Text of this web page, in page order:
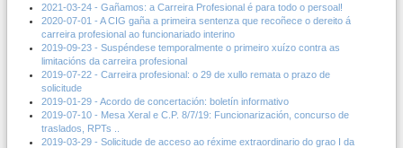
2021-03-24 - Gañamos: a Carreira Profesional é para todo o persoal!
2020-07-01 - A CIG gaña a primeira sentenza que recoñece o dereito á
carreira profesional ao funcionariado interino
2019-09-23 - Suspéndese temporalmente o primeiro xuízo contra as
limitacións da carreira profesional
2019-07-22 - Carreira profesional: o 29 de xullo remata o prazo de
solicitude
2019-01-29 - Acordo de concertación: boletín informativo
2019-07-10 - Mesa Xeral e C.P. 8/7/19: Funcionarización, concurso de
traslados, RPTs ..
2019-03-29 - Solicitude de acceso ao réxime extraordinario do grao I da